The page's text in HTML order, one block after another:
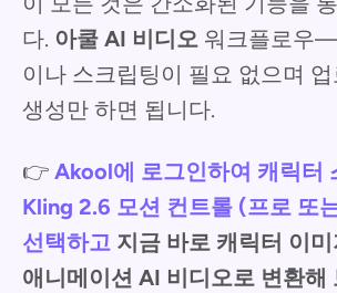
다. 아쿨 AI 비디오 워크플로우
이나 스크립팅이 필요 없으며
생성만 하면 됩니다.
👉 Akool에 로그인하여 캐릭터
Kling 2.6 모션 컨트롤 (프로 또
선택하고 지금 바로 캐릭터 이
애니메이션 AI 비디오로 변환해